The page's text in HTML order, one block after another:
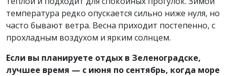
температура редко опускается сильно ниже нуля, но
часто бывают ветра. Весна приходит постепенно, с
прохладным воздухом и ярким солнцем.
Если вы планируете отдых в Зеленоградске,
лучшее время — с июня по сентябрь, когда море